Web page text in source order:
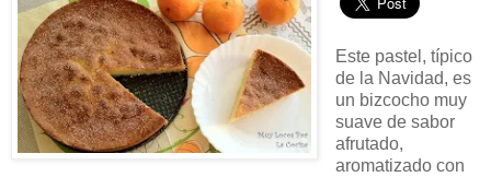
Este pastel, típico
de la Navidad, es
un bizcocho muy
suave de sabor
afrutado,
aromatizado con